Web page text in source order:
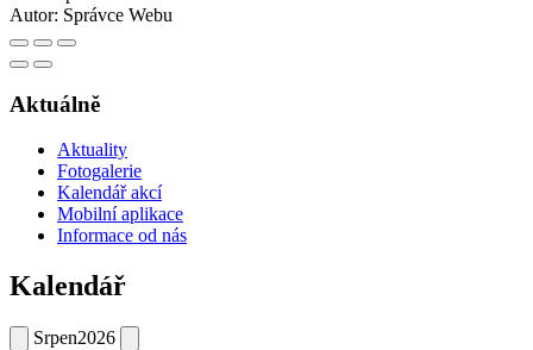
Autor: Správce Webu
Aktuálně
Aktuality
Fotogalerie
Kalendář akcí
Mobilní aplikace
Informace od nás
Kalendář
Srpen2026